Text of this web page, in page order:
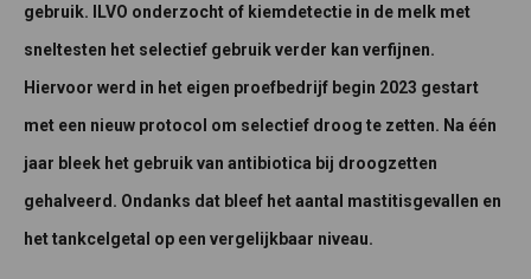
gebruik. ILVO onderzocht of kiemdetectie in de melk met
sneltesten het selectief gebruik verder kan verfijnen.
Hiervoor werd in het eigen proefbedrijf begin 2023 gestart
met een nieuw protocol om selectief droog te zetten. Na één
jaar bleek het gebruik van antibiotica bij droogzetten
gehalveerd. Ondanks dat bleef het aantal mastitisgevallen en
het tankcelgetal op een vergelijkbaar niveau.